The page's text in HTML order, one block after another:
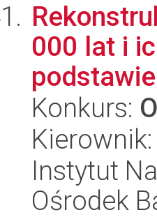
000 lat i
Konkurs:
Instytut
Ośrodek